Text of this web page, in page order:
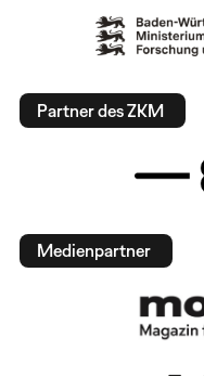
Partner des ZKM
Medienpartner